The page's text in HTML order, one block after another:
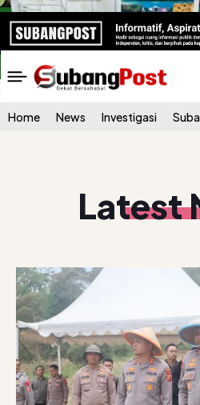
Home News Investigasi
Latest